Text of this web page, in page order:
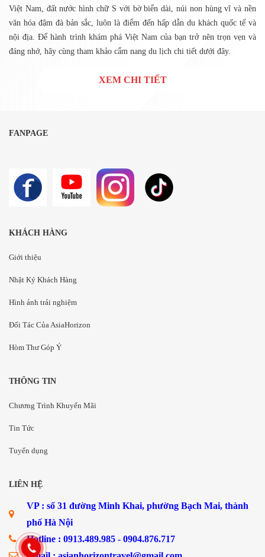
Việt Nam, đất nước hình chữ S với bờ biển dài, núi non hùng vĩ và nền
văn hóa đậm đà bản sắc, luôn là điểm đến hấp dẫn du khách quốc tế và
nội địa. Để hành trình khám phá Việt Nam của bạn trở nên trọn vẹn và
đáng nhớ, hãy cùng tham khảo cẩm nang du lịch chi tiết dưới đây.
XEM CHI TIẾT
FANPAGE
KHÁCH HÀNG
Giới thiệu
Nhật Ký Khách Hàng
Hình ảnh trải nghiệm
Đối Tác Của AsiaHorizon
Hòm Thư Góp Ý
THÔNG TIN
Chương Trình Khuyến Mãi
Tin Tức
Tuyển dụng
LIÊN HỆ
VP : số 31 đường Minh Khai, phường Bạch Mai, thành
phố Hà Nội
Hotline : 0913.489.985 - 0904.876.717